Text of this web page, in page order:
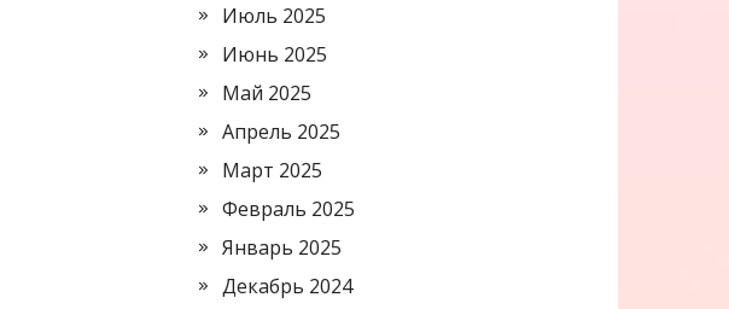
Июль 2025
Июнь 2025
Май 2025
Апрель 2025
Март 2025
Февраль 2025
Январь 2025
Декабрь 2024